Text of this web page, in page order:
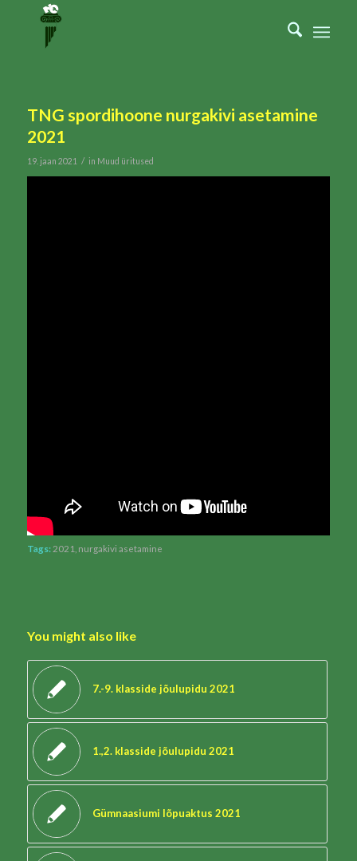
TNG spordihoone nurgakivi asetamine
2021
19. jaan 2021 / in Muud üritused
Tags: 2021 nurgakivi asetamine
You might also like
7.-9. klasside jõulupidu 2021
1.,2. klasside jõulupidu 2021
Gümnaasiumi lõpuaktus 2021